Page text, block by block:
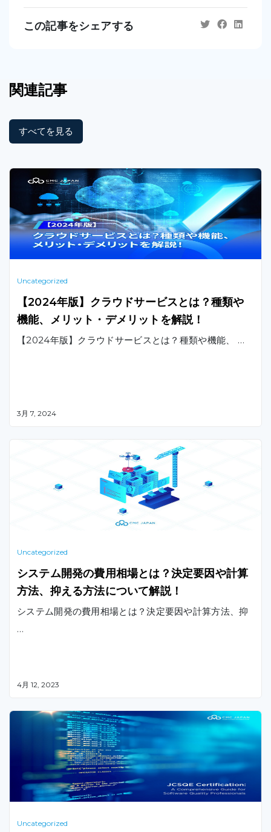
この記事をシェアする
関連記事
すべてを見る
Uncategorized
【2024年版】クラウドサービスとは？種類や
機能、メリット・デメリットを解説！
【2024年版】クラウドサービスとは？種類や機能、 …
3月 7, 2024
Uncategorized
システム開発の費用相場とは？決定要因や計算
方法、抑える方法について解説！
システム開発の費用相場とは？決定要因や計算方法、抑
…
4月 12, 2023
Uncategorized